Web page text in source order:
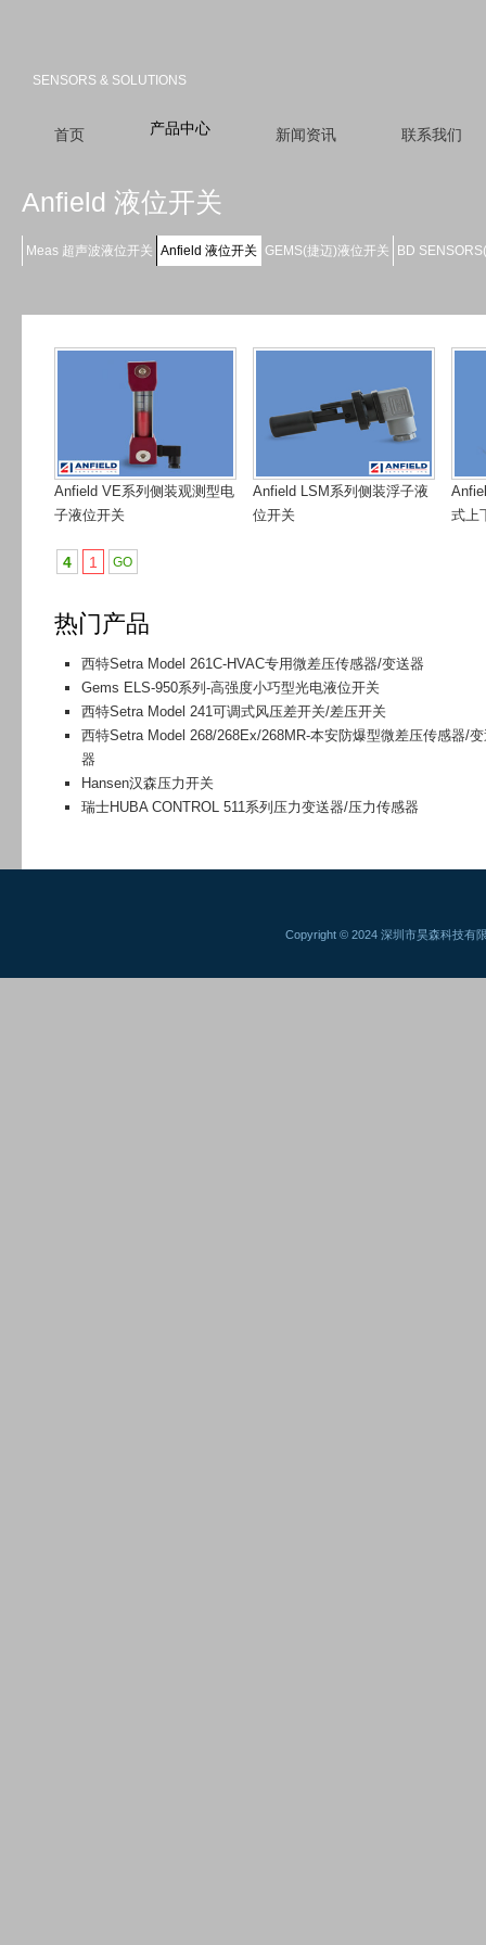
SENSORS & SOLUTIONS
首页 产品中心 新闻资讯 联系我们
Anfield 液位开关
Meas 超声波液位开关 Anfield 液位开关 GEMS(捷迈)液位开关 BD
Anfield VE系列侧装观测型电
子液位开关
Anfield LSM系列侧装浮子液
位开关
式上
4 1
热门产品
西特Setra Model 261C-HVAC专用微差压传感器/变送器
Gems ELS-950系列-高强度小巧型光电液位开关
西特Setra Model 241可调式风压差开关/差压开关
西特Setra Model 268/268Ex/268MR-本安防爆型微差压传感器/
器
Hansen汉森压力开关
瑞士HUBA CONTROL 511系列压力变送器/压力传感器
Copyright © 2024 深圳市昊森科技有